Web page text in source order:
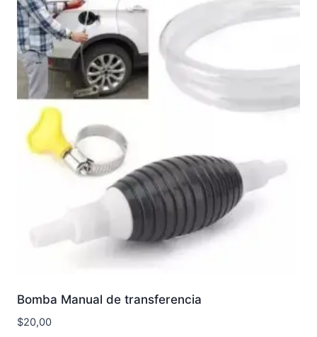
Bomba Manual de transferencia
$20,00